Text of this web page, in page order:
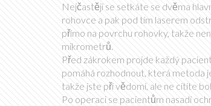
Nejčastěji se setkáte se dvěma
rohovce a pak pod tím laserem
přímo na povrchu rohovky, takže
mikrometrů.
Před zákrokem projde každý
pomáhá rozhodnout, která metoda
takže jste při vědomí, ale ne cítíte
Po operaci se pacientům nasadí